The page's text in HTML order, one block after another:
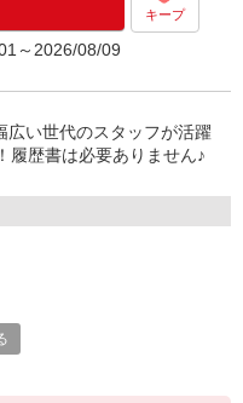
キープ
～2026/08/09
い世代のスタッフが活躍
履歴書は必要ありません♪